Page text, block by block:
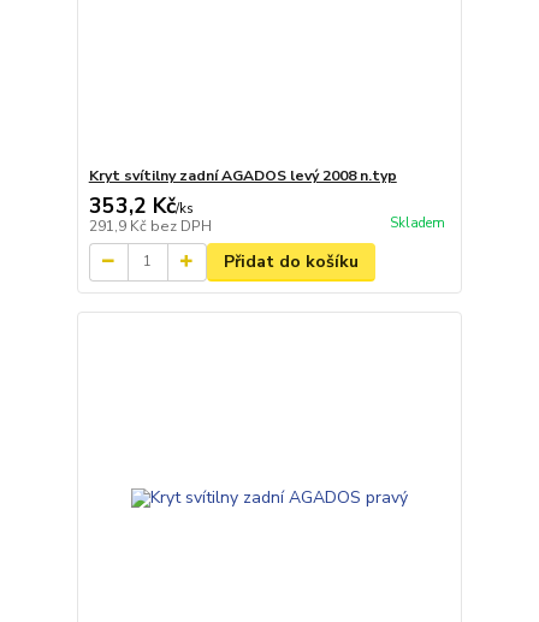
Kryt svítilny zadní AGADOS levý 2008 n.typ
353,2 Kč/ks
291,9 Kč bez DPH Skladem
Přidat do košíku